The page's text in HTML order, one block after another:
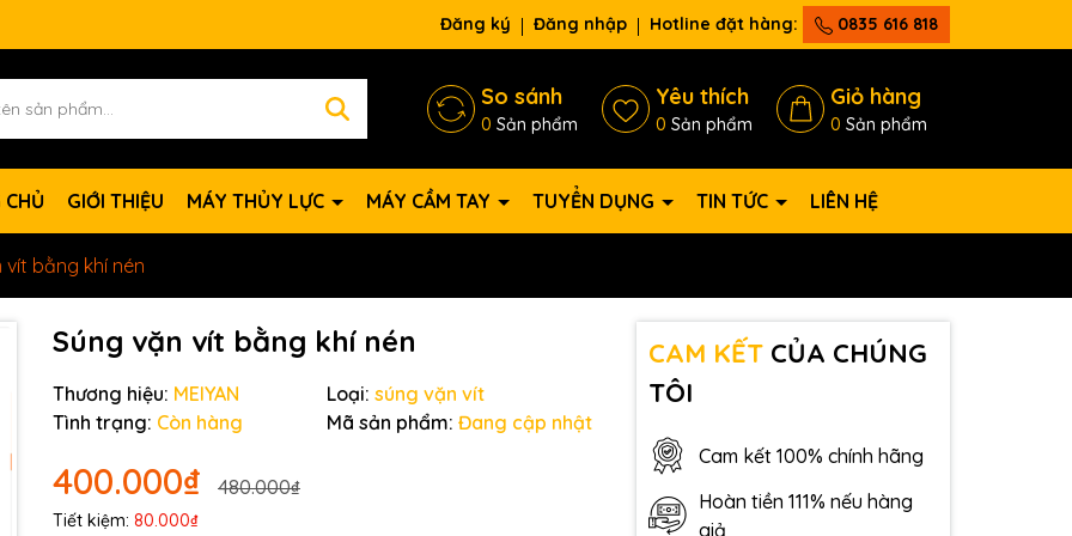
Đăng ký Đăng nhập Hotline đặt hàng: 0835 616 818
So sánh
0 Sản phẩm
Yêu thích
0 Sản phẩm
Giỏ hàng
0 Sản phẩm
GIỚI THIỆU MÁY THỦY LỰC MÁY CẦM TAY TUYỂN DỤNG TIN TỨC LIÊN HỆ
vít bằng khí nén
Súng vặn vít bằng khí nén
Thương hiệu: MEIYAN Loại: súng vặn vít
Tình trạng: Còn hàng Mã sản phẩm: Đang cập nhật
400.000₫ 480.000₫
Tiết kiệm: 80.000₫
CAM KẾTCỦA CHÚNG
TÔI
Cam kết 100% chính hãng
Hoàn tiền 111% nếu hàng
giả